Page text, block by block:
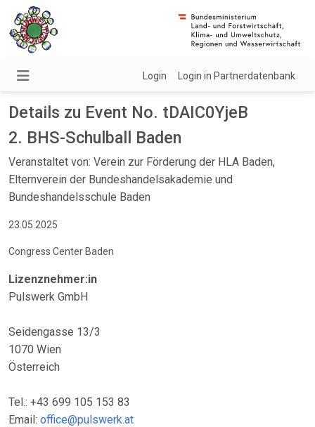
Login Login in Partnerdatenbank
Details zu Event No. tDAIC0YjeB
2. BHS-Schulball Baden
Veranstaltet von: Verein zur Förderung der HLA Baden,
Elternverein der Bundeshandelsakademie und
Bundeshandelsschule Baden
23.05.2025
Congress Center Baden
Lizenznehmer:in
Pulswerk GmbH
Seidengasse 13/3
1070 Wien
Österreich
Tel.: +43 699 105 153 83
Email: office@pulswerk.at